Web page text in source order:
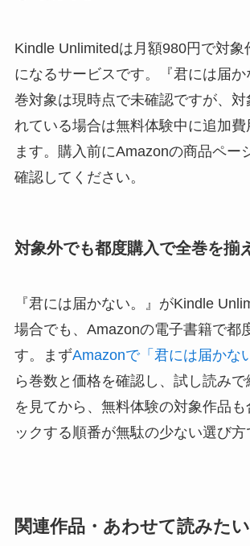
Kindle Unlimitedは月額980円で対象
になるサービスです。『君には届
巻対象は現時点で未確認ですが、対
れている場合は無料体験中に追加
ます。購入前にAmazonの商品ペー
確認してください。
対象外でも都度購入で全巻を揃
『君には届かない。』がKindle
場合でも、Amazonの電子書籍で都
す。まずAmazonで「君には届かな
ら巻数と価格を確認し、試し読み
を見てから、無料体験の対象作品も
ックする順番が無駄の少ない選び方
関連作品・あわせて読みた